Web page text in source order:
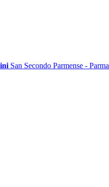
San Secondo Parmense - Parma